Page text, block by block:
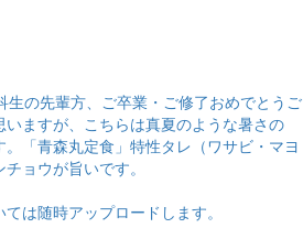
の先輩方、ご卒業・ご修了おめでとうご
ますが、こちらは真夏のような暑さの
「青森丸定食」特性タレ（ワサビ・マヨ
ョウが旨いです。
は随時アップロードします。